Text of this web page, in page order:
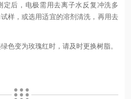
定后，电极需用去离子水反复冲洗多
样，或选用适宜的溶剂清洗，再用去
色变为玫瑰红时，请及时更换树脂。